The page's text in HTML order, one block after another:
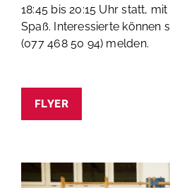
18:45 bis 20:15 Uhr statt,
Spaß. Interessierte können
(077 468 50 94) melden.
FLYER